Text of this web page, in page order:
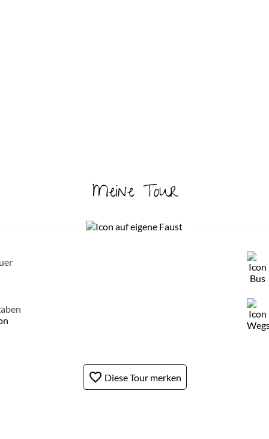
Meine Tour
favorite_border Diese Tour merken